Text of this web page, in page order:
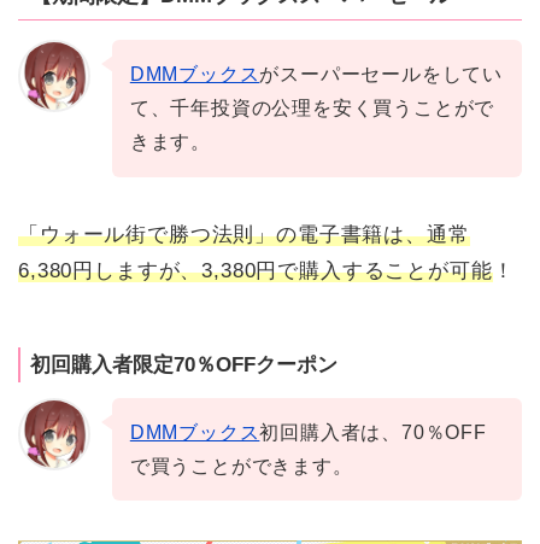
DMMブックスがスーパーセールをしてい
て、千年投資の公理を安く買うことがで
きます。
「ウォール街で勝つ法則」の電子書籍は、通常
6,380円しますが、3,380円で購入することが可能！
初回購入者限定70％OFFクーポン
DMMブックス初回購入者は、70％OFF
で買うことができます。